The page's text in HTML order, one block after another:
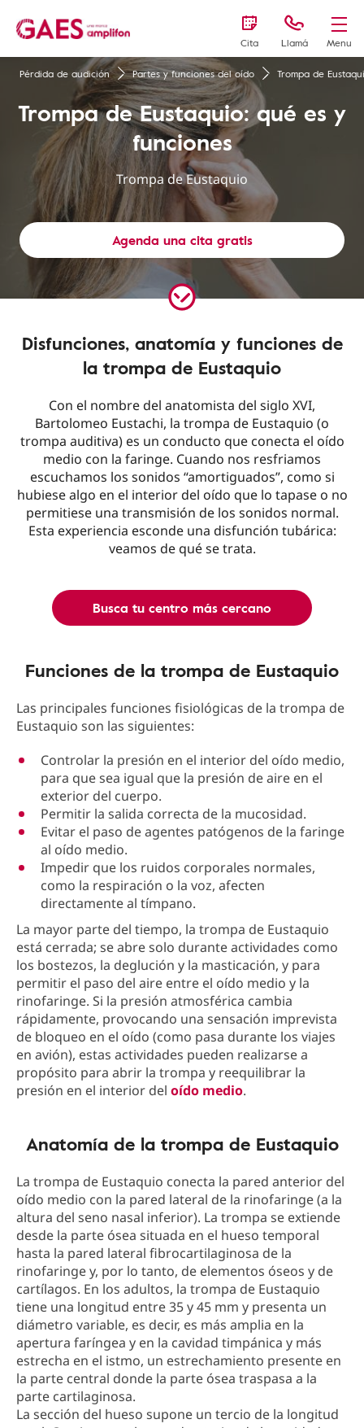
Cita Llamá Menu
Pérdida de audición Partes y funciones del oído Trompa de
Trompa de Eustaquio: qué es y
funciones
Trompa de Eustaquio
Agenda una cita gratis
Disfunciones, anatomía y funciones de
la trompa de Eustaquio
Con el nombre del anatomista del siglo XVI,
Bartolomeo Eustachi, la trompa de Eustaquio (o
trompa auditiva) es un conducto que conecta el oído
medio con la faringe. Cuando nos resfriamos
escuchamos los sonidos “amortiguados”, como si
hubiese algo en el interior del oído que lo tapase o no
permitiese una transmisión de los sonidos normal.
Esta experiencia esconde una disfunción tubárica:
veamos de qué se trata.
Busca tu centro más cercano
Funciones de la trompa de Eustaquio
Las principales funciones fisiológicas de la trompa de
Eustaquio son las siguientes:
Controlar la presión en el interior del oído medio,
para que sea igual que la presión de aire en el
exterior del cuerpo.
Permitir la salida correcta de la mucosidad.
Evitar el paso de agentes patógenos de la faringe
al oído medio.
Impedir que los ruidos corporales normales,
como la respiración o la voz, afecten
directamente al tímpano.
La mayor parte del tiempo, la trompa de Eustaquio
está cerrada; se abre solo durante actividades como
los bostezos, la deglución y la masticación, y para
permitir el paso del aire entre el oído medio y la
rinofaringe. Si la presión atmosférica cambia
rápidamente, provocando una sensación imprevista
de bloqueo en el oído (como pasa durante los viajes
en avión), estas actividades pueden realizarse a
propósito para abrir la trompa y reequilibrar la
presión en el interior del oído medio.
Anatomía de la trompa de Eustaquio
La trompa de Eustaquio conecta la pared anterior del
oído medio con la pared lateral de la rinofaringe (a la
altura del seno nasal inferior). La trompa se extiende
desde la parte ósea situada en el hueso temporal
hasta la pared lateral fibrocartilaginosa de la
rinofaringe y, por lo tanto, de elementos óseos y de
cartílagos. En los adultos, la trompa de Eustaquio
tiene una longitud entre 35 y 45 mm y presenta un
diámetro variable, es decir, es más amplia en la
apertura faríngea y en la cavidad timpánica y más
estrecha en el istmo, un estrechamiento presente en
la parte central donde la parte ósea traspasa a la
parte cartilaginosa.
La sección del hueso supone un tercio de la longitud